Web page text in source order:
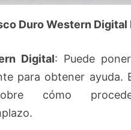
Duro Western
Digital: Puede
para obtener ayuda.
cómo